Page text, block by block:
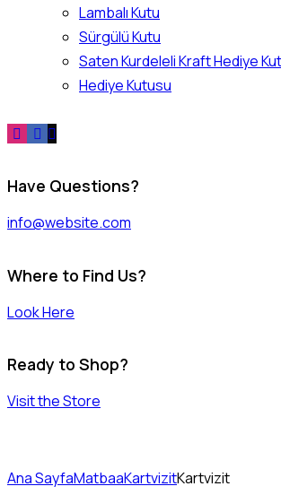
Lambalı Kutu
Sürgülü Kutu
Saten Kurdeleli Kraft Hediye
Hediye Kutusu
Have Questions?
info@website.com
Where to Find Us?
Look Here
Ready to Shop?
Visit the Store
Ana SayfaMatbaaKartvizitKartvizit